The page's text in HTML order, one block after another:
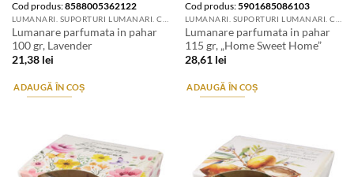
Cod produs:8588005362122
Lumanare parfumata in pahar
100 gr, Lavender
21,38 lei
ADAUGĂ ÎN COȘ
Cod produs:5901685086103
Lumanare parfumata in pahar
115 gr, „Home Sweet Home”
28,61 lei
ADAUGĂ ÎN COȘ